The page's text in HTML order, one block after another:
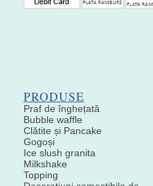
PRODUSE
Praf de înghețată
Bubble waffle
Clătite și Pancake
Gogoși
Ice slush granita
Milkshake
Topping